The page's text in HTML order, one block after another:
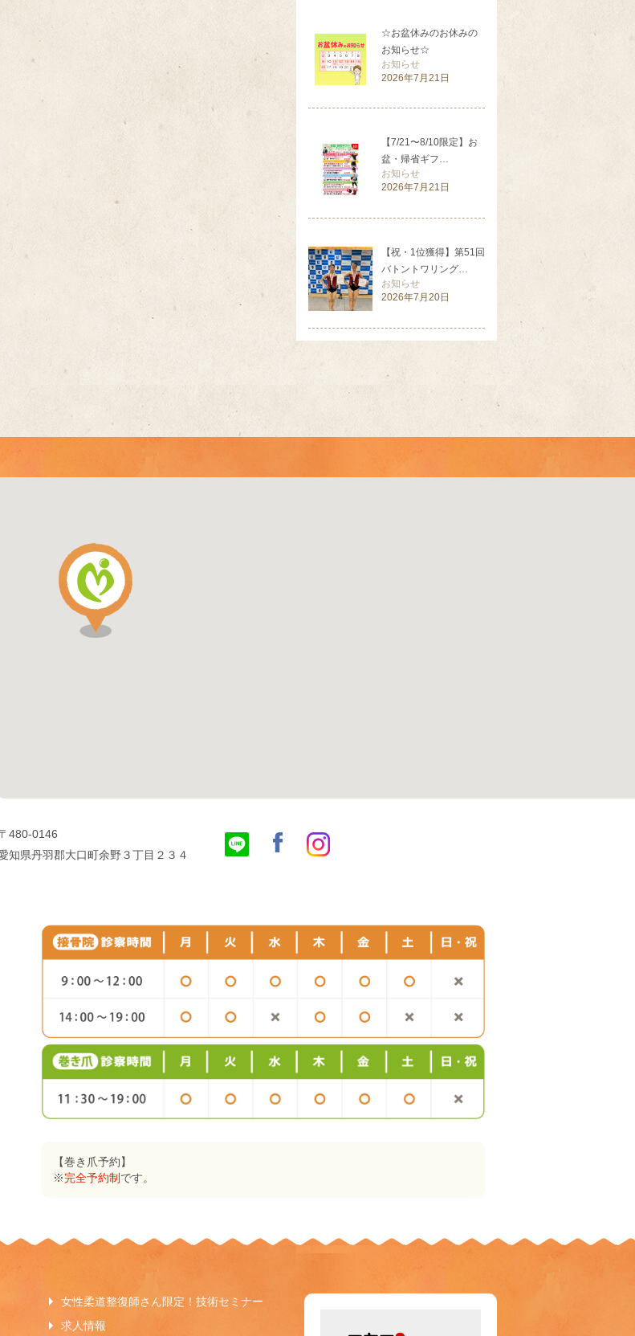
☆お盆休みのお休みの
お知らせ☆
お知らせ
2026年7月21日
【7/21〜8/10限定】お
盆・帰省ギフ…
お知らせ
2026年7月21日
【祝・1位獲得】第51回
バトントワリング…
お知らせ
2026年7月20日
480-0146
知県丹羽郡大口町余野３丁目２３４
【巻き爪予約】
※完全予約制 です。
女性柔道整復師さん限定！技術セミナー
求人情報